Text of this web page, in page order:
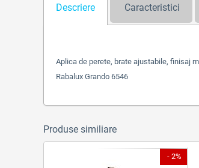
Descriere Caracteristici
Aplica de perete, brate ajustabile, finisaj
Rabalux Grando 6546
Produse similiare
- 2%